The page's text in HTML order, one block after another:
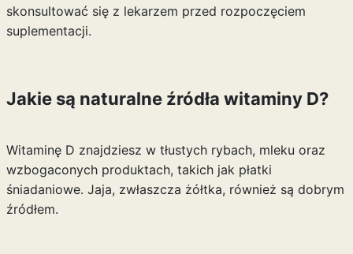
skonsultować się z lekarzem przed rozpoczęciem
suplementacji.
Jakie są naturalne źródła witaminy D?
Witaminę D znajdziesz w tłustych rybach, mleku oraz
wzbogaconych produktach, takich jak płatki
śniadaniowe. Jaja, zwłaszcza żółtka, również są dobrym
źródłem.